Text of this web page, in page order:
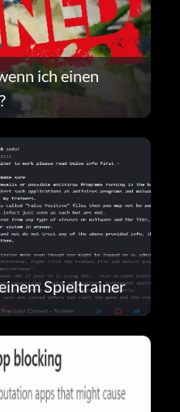
ich einen
Spieltrainer